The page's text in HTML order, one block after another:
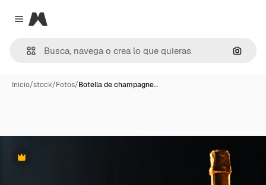
Close menu
Magnific
Inicio/stock/Fotos/Botella de champagne…
Premium